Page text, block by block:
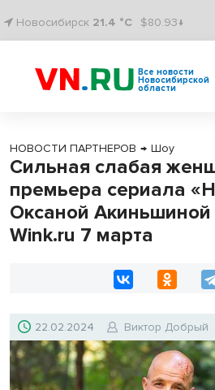
Новосибирск 21.4 °C $80.93↓
Все новости
Новосибирской
области
НОВОСТИ ПАРТНЕРОВ → Шоу
Сильная слабая
премьера сериала
Оксаной Акиньшиной
Wink.ru 7 марта
22.02.2024 Виктор Добрый